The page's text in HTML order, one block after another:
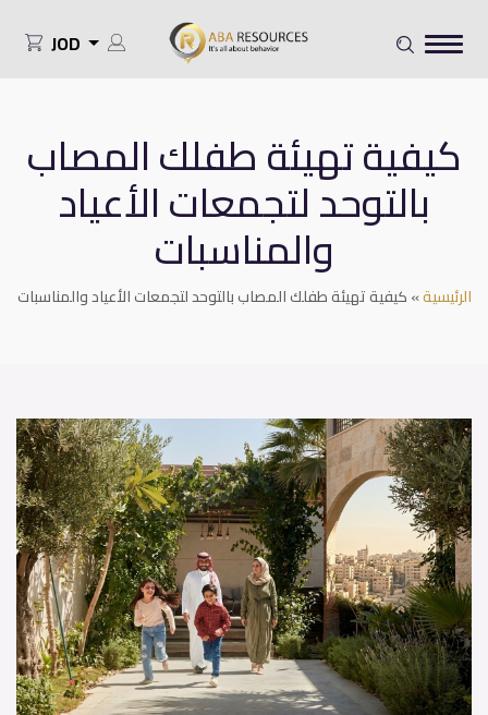
JOD
كيفية تهيئة طفلك المصاب
بالتوحد لتجمعات الأعياد
والمناسبات
الرئيسية»كيفية تهيئة طفلك المصاب بالتوحد لتجمعات الأعياد والمناسبات